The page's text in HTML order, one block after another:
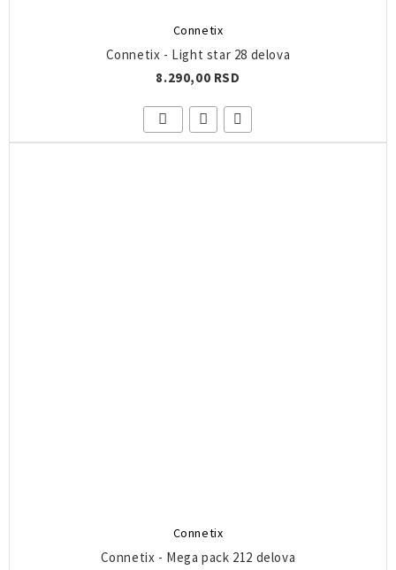
Connetix
Connetix - Light star 28 delova
8.290,00 RSD
Connetix
Connetix - Mega pack 212 delova